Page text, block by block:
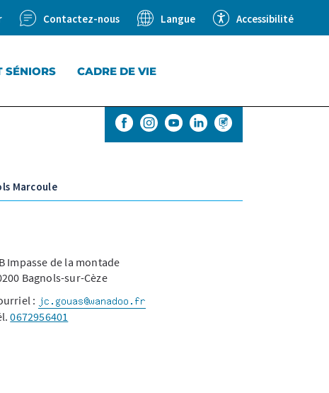
Contactez-nous Langue Accessibilité
SÉNIORS CADRE DE VIE
Marcoule
Impasse de la montade
Bagnols-sur-Cèze
:
0672956401